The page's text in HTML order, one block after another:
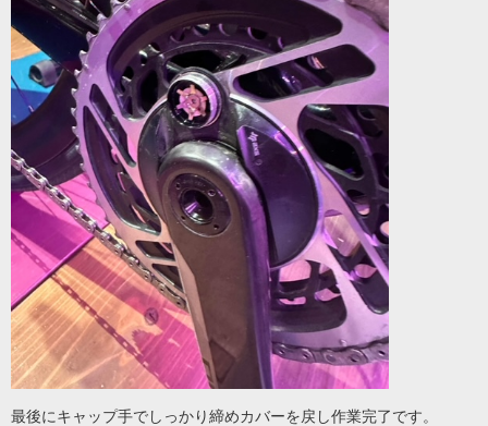
最後にキャップ手でしっかり締めカバーを戻し作業完了です。